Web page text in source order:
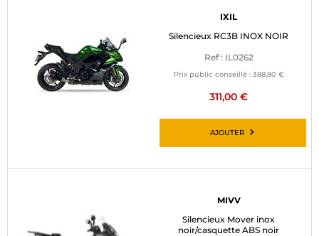
IXIL
Silencieux RC3B INOX NOIR
Ref : IL0262
Prix public conseillé : 388,80 €
311,00 €
AJOUTER
MIVV
Silencieux Mover inox
noir/casquette ABS noir